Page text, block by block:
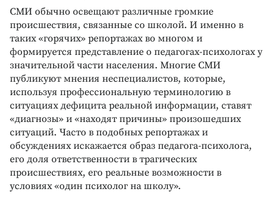
СМИ обычно освещают различные громкие
происшествия, связанные со школой. И именно в
таких «горячих» репортажах во многом и
формируется представление о педагогах-психологах у
значительной части населения. Многие СМИ
публикуют мнения неспециалистов, которые,
используя профессиональную терминологию в
ситуациях дефицита реальной информации, ставят
«диагнозы» и «находят причины» произошедших
ситуаций. Часто в подобных репортажах и
обсуждениях искажается образ педагога-психолога,
его доля ответственности в трагических
происшествиях, его реальные возможности в
условиях «один психолог на школу».